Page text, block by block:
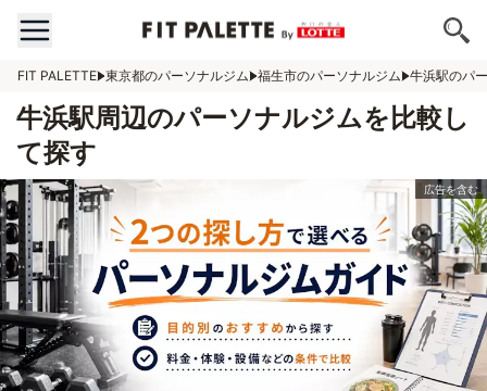
FIT PALETTE 東京都のパーソナルジム 福生市のパーソナルジム 牛浜駅のパ
牛浜駅周辺のパーソナルジムを比較し
て探す